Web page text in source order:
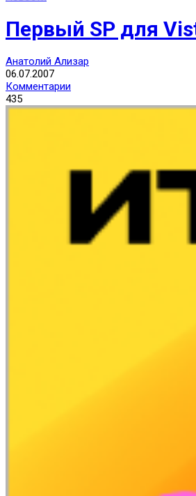
Первый SP для
Анатолий Ализар
06.07.2007
Комментарии
435